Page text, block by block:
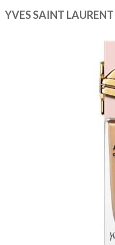
YVES SAINT LAURENT